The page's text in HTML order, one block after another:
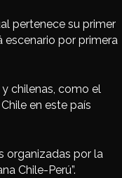
pertenece su primer
escenario por primera
chilenas, como el
en este país
organizadas por la
Chile-Perú”.